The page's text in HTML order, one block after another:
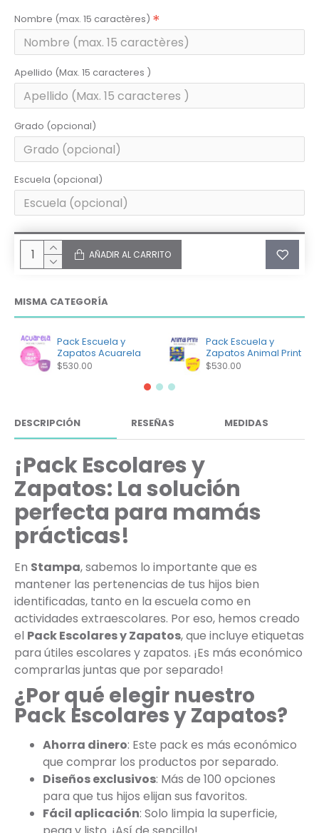
Nombre (max. 15 caractères)
Apellido (Max. 15 caracteres )
Grado (opcional)
Escuela (opcional)
AÑADIR AL CARRITO
MISMA CATEGORÍA
Pack Escuela y
Zapatos Acuarela
$530.00
Pack Escuela y
Zapatos Animal Print
$530.00
DESCRIPCIÓN RESEÑAS MEDIDAS
¡Pack Escolares y
Zapatos: La solución
perfecta para mamás
prácticas!
En Stampa, sabemos lo importante que es
mantener las pertenencias de tus hijos bien
identificadas, tanto en la escuela como en
actividades extraescolares. Por eso, hemos creado
el Pack Escolares y Zapatos, que incluye etiquetas
para útiles escolares y zapatos. ¡Es más económico
comprarlas juntas que por separado!
¿Por qué elegir nuestro
Pack Escolares y Zapatos?
Ahorra dinero: Este pack es más económico
que comprar los productos por separado.
Diseños exclusivos: Más de 100 opciones
para que tus hijos elijan sus favoritos.
Fácil aplicación: Solo limpia la superficie,